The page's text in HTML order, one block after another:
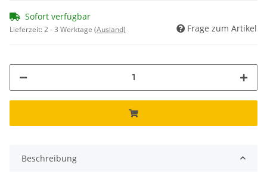
Sofort verfügbar
Lieferzeit:2 - 3 Werktage (Ausland) Frage zum Artikel
Beschreibung